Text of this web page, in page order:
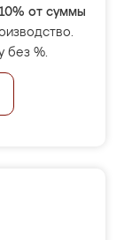
от суммы
без %.